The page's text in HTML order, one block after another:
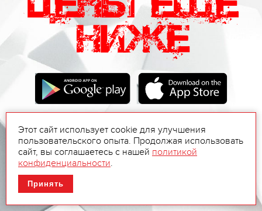
Этот сайт использует cookie для улучшения
пользовательского опыта. Продолжая использовать
сайт, вы соглашаетесь с нашей политикой
конфиденциальности.
Принять